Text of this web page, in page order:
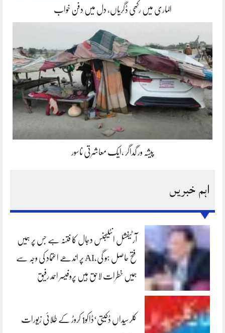
الماری میں رکھی ڈگریاں، دل میں دفن خواب
پیشہ ور گداگر ،ایک معاشرتی ناسور
اہم خبریں
آرٹیفشل انٹلیجنس دجال کا فتنہ ہے جس پر ہمیں
فتح حاصل ہو گی،AI پر اندھے اعتماد کی وجہ سے
ہمیں خطرات لاحق ہیں پروفیسر احمد رفیق
کلرسیداں ڈکیتی‘ڈاکو1 کروڑ کے طلائی زیورات